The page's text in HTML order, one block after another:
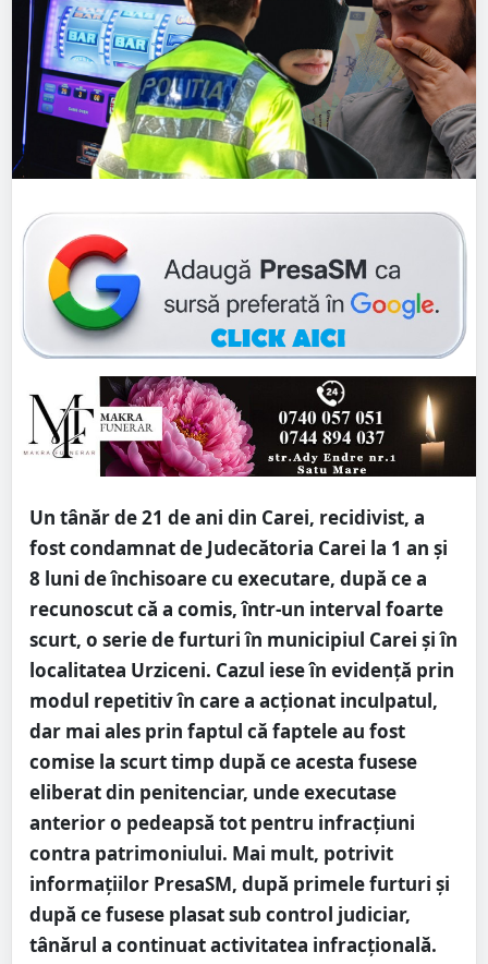
Un tânăr de 21 de ani din Carei, recidivist, a
fost condamnat de Judecătoria Carei la 1 an și
8 luni de închisoare cu executare, după ce a
recunoscut că a comis, într-un interval foarte
scurt, o serie de furturi în municipiul Carei și în
localitatea Urziceni. Cazul iese în evidență prin
modul repetitiv în care a acționat inculpatul,
dar mai ales prin faptul că faptele au fost
comise la scurt timp după ce acesta fusese
eliberat din penitenciar, unde executase
anterior o pedeapsă tot pentru infracțiuni
contra patrimoniului. Mai mult, potrivit
informațiilor PresaSM, după primele furturi și
după ce fusese plasat sub control judiciar,
tânărul a continuat activitatea infracțională.